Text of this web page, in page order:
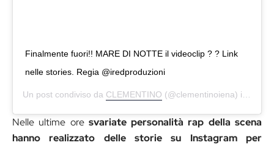
Finalmente fuori!! MARE DI NOTTE il videoclip ? ? Link
nelle stories. Regia @iredproduzioni
Un post condiviso da CLEMENTINO (@clementinoiena) in data:
Nelle ultime ore svariate personalità rap della scena
hanno realizzato delle storie su Instagram per